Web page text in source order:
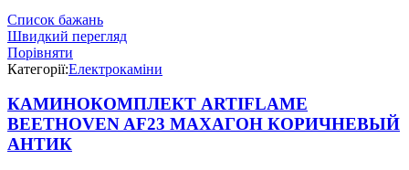
Список бажань
Швидкий перегляд
Порівняти
Категорії:Електрокаміни
КАМИНОКОМПЛЕКТ ARTIFLAME
BEETHOVEN AF23 МАХАГОН КОРИЧНЕВЫЙ
АНТИК